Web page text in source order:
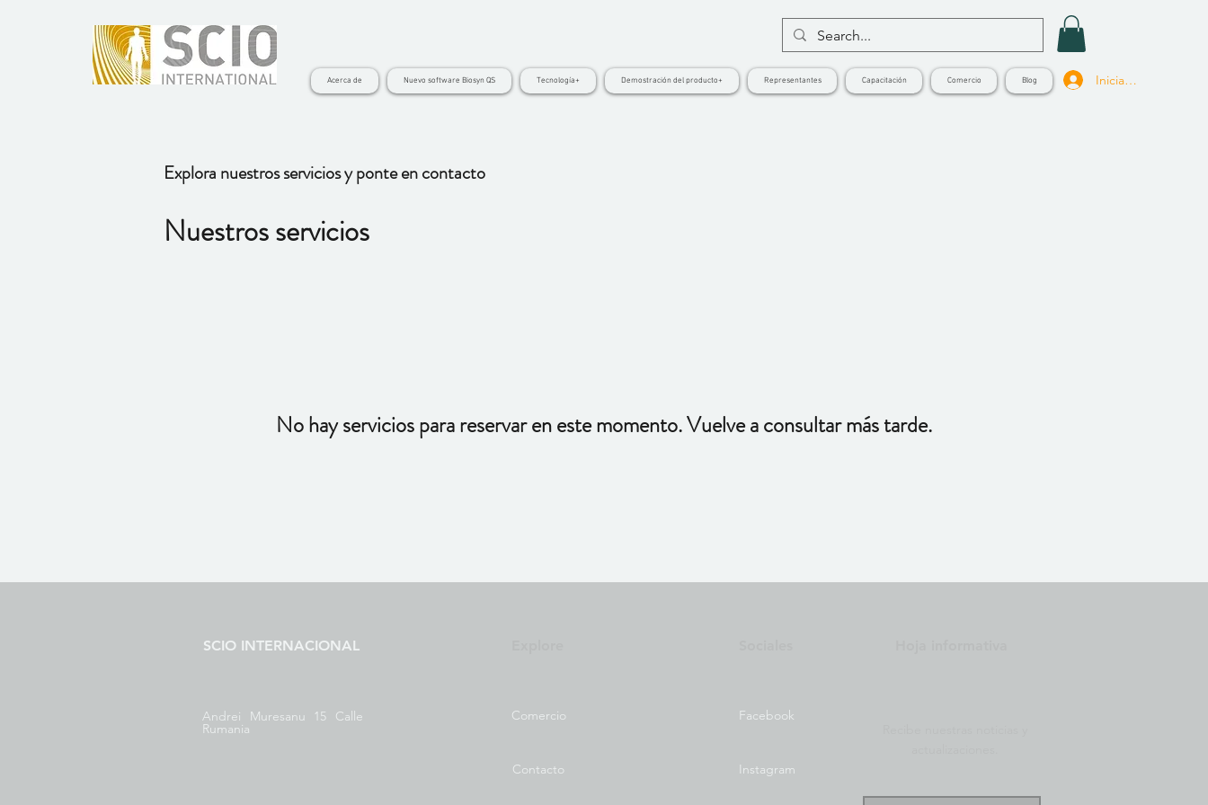
Acerca de Nuevo software Biosyn QS Tecnología+ Demostración del producto+ Representantes Capacitación Comercio Blog Iniciar sesión
Explora nuestros servicios y ponte en contacto
Nuestros servicios
No hay servicios para reservar en este momento. Vuelve a consultar más tarde.
SCIO INTERNACIONAL
Andrei Muresanu 15 Calle
Rumania
Comercio
Contacto
Facebook
Instagram